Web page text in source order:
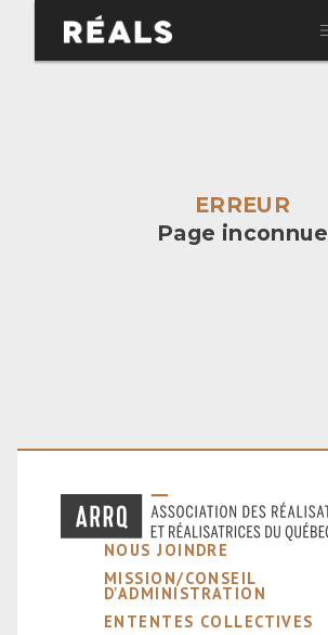
ERREUR
Page inconnue
NOUS JOINDRE
MISSION/CONSEIL
D'ADMINISTRATION
ENTENTES COLLECTIVES